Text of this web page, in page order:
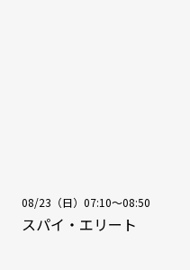
08/23（日）07:10～08:50
スパイ・エリート